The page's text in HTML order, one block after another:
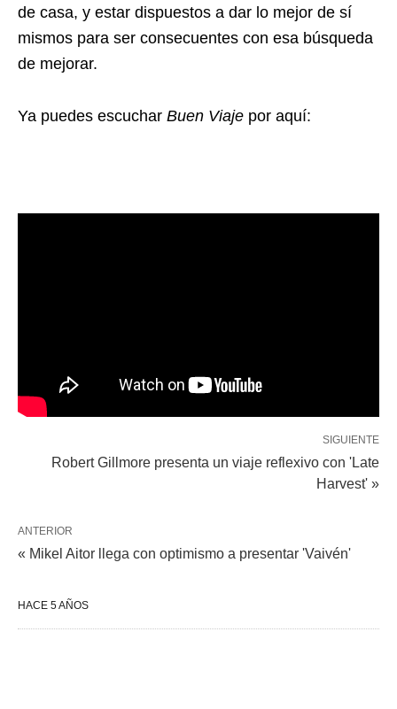
de casa, y estar dispuestos a dar lo mejor de sí
mismos para ser consecuentes con esa búsqueda
de mejorar.
Ya puedes escuchar Buen Viaje por aquí:
SIGUIENTE
Robert Gillmore presenta un viaje reflexivo con 'Late
Harvest' »
ANTERIOR
« Mikel Aitor llega con optimismo a presentar 'Vaivén'
HACE 5 AÑOS